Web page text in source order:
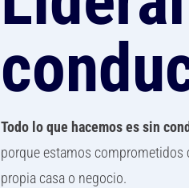
Todo lo que hacemos es sin
porque estamos comprometidos
propia casa o negocio.